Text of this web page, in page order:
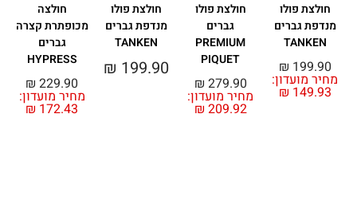
חולצת פולו
מנדפת גברים
TANKEN
מחיר מועדון:
₪ 149.93
₪ 199.90
חולצת פולו
גברים
PREMIUM
PIQUET
מחיר מועדון:
₪ 209.92
₪ 279.90
חולצת פולו
מנדפת גברים
TANKEN
₪ 199.90
חולצה
מכופתרת קצרה
גברים
HYPRESS
מחיר מועדון:
₪ 172.43
₪ 229.90